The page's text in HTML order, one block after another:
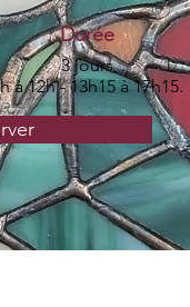
Durée
3 jours
à 12h - 13h15 à 17h15.